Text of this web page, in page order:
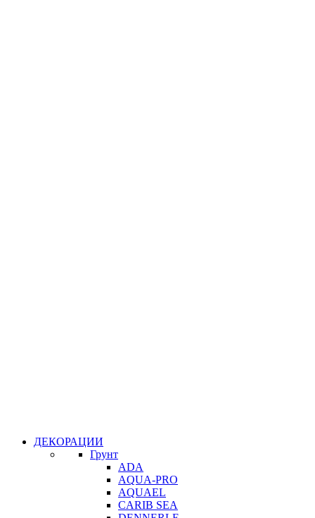
ДЕКОРАЦИИ
Грунт
ADA
AQUA-PRO
AQUAEL
CARIB SEA